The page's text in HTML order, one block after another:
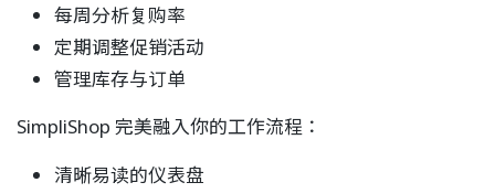
每周分析复购率
定期调整促销活动
管理库存与订单
SimpliShop 完美融入你的工作流程：
清晰易读的仪表盘